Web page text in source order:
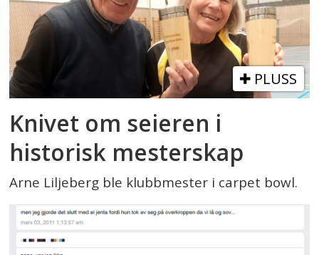
PLUSS
Knivet om seieren i
historisk mesterskap
Arne Liljeberg ble klubbmester i carpet bowl.